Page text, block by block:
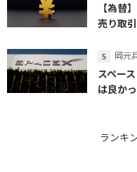
【為替
売り取
岡元
スペー
は良か
ランキ